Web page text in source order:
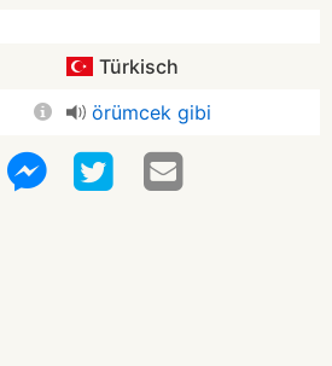
Türkisch
örümcek gibi